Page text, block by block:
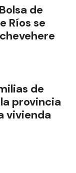
de
Ríos se
de
provincia
vivienda